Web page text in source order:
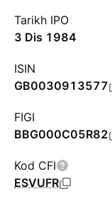
Tarikh IPO
3 Dis 1984
ISIN
GB0030913577
FIGI
BBG000C05R82
Kod CFI
ESVUFR